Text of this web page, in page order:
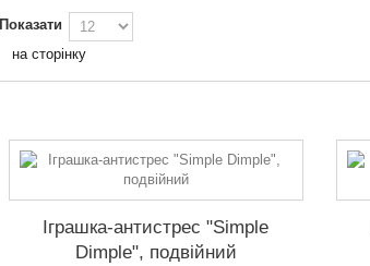
Показати
на сторінку
Іграшка-антистрес "Simple
Dimple", подвійний